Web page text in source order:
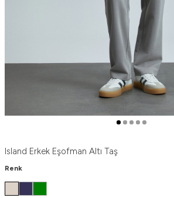
Island Erkek Eşofman Altı Taş
Renk